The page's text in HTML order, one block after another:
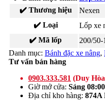
✔️ Thương hiệu
Nexen
✔️ Loại
Lốp xe
✔️ Mã lốp
200/50-
Danh mục: Bánh đặc xe nâng,
Tư vấn bán hàng
0903.333.581 (Duy
Giờ mở cửa: Sáng
Địa chỉ kho hàng: 874A